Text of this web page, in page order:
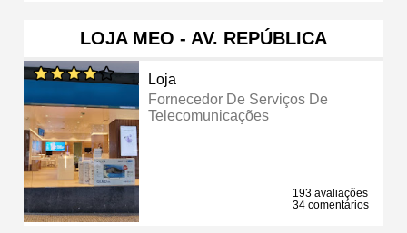
LOJA MEO - AV. REPÚBLICA
Loja
Fornecedor De Serviços De
Telecomunicações
193 avaliações
34 comentários